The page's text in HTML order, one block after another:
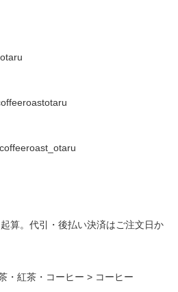
算。代引・後払い決済はご注文日か
・紅茶・コーヒー > コーヒー